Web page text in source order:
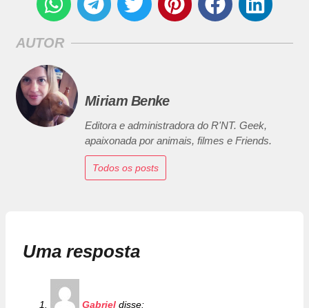
AUTOR
Miriam Benke
Editora e administradora do R'NT. Geek,
apaixonada por animais, filmes e Friends.
Todos os posts
Uma resposta
Gabriel disse: